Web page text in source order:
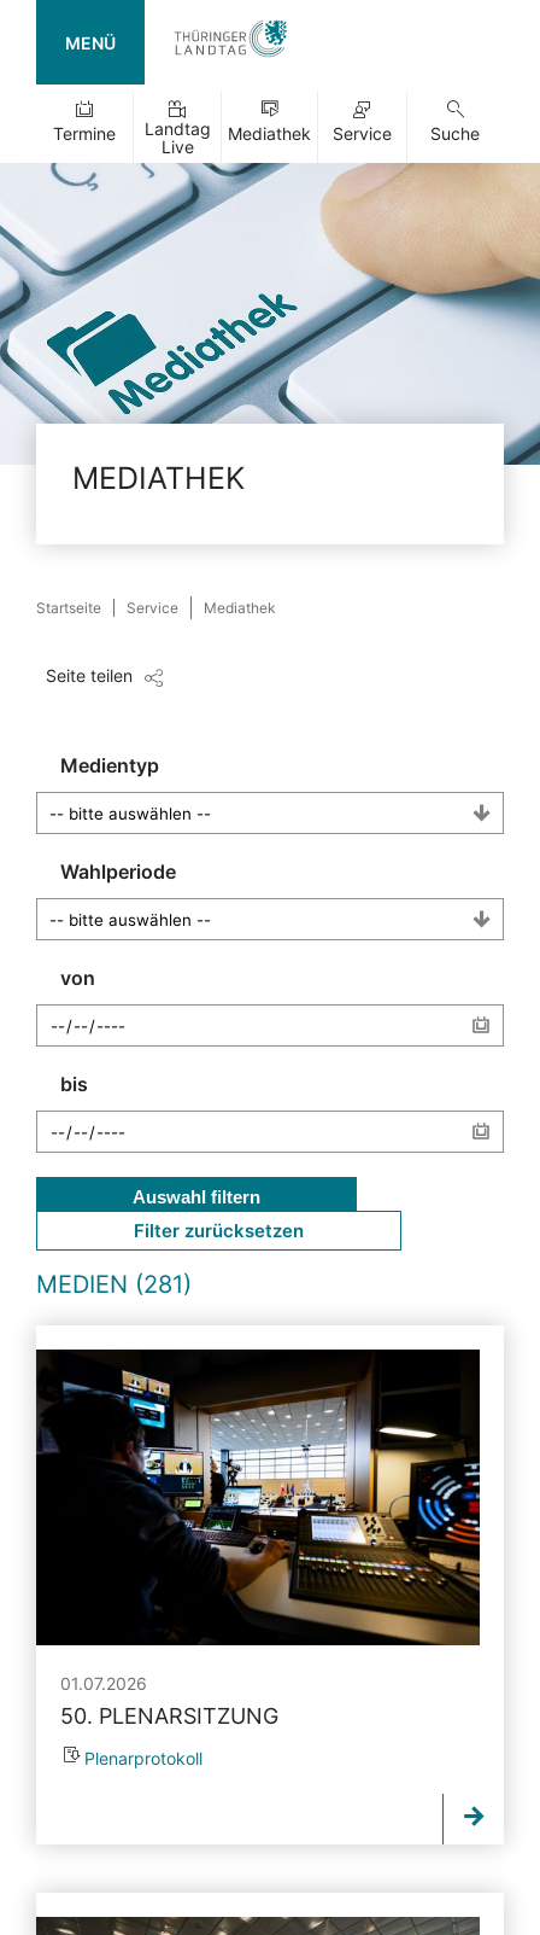
MENÜ
Termine
Landtag
Live
Mediathek Service Suche
MEDIATHEK
Startseite Service Mediathek
Seite teilen
Medientyp
Wahlperiode
von
bis
Auswahl filtern
Filter zurücksetzen
MEDIEN (281)
01.07.2026
50. PLENARSITZUNG
Plenarprotokoll